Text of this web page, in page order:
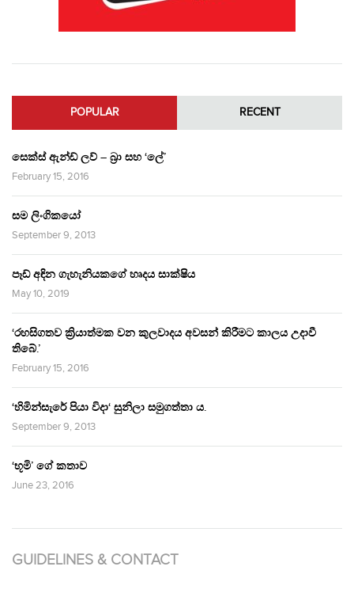
POPULAR RECENT
සෙක්ස් ඇන්ඩ් ලව් – බ්‍රා සහ ‘ලේ’
February 15, 2016
සම ලිංගිකයෝ
September 9, 2013
පෑඩ් අඳින ගැහැනියකගේ හෘදය සාක්ෂිය
May 10, 2019
‘රහසිගතව ක්‍රියාත්මක වන කුලවාදය අවසන් කිරීමට කාලය උදාවී
තිබේ.’
February 15, 2016
‘හිමින්සැරේ පියා විදා‘ සුනිලා සමුගත්තා ය.
September 9, 2013
‘භූමි’ ගේ කතාව
June 23, 2016
GUIDELINES & CONTACT